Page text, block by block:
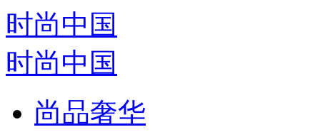
时尚中国
时尚中国
尚品奢华